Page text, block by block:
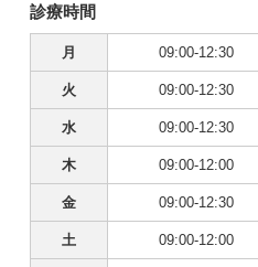
診療時間
月 09:00-12:30
火 09:00-12:30
水 09:00-12:30
木 09:00-12:00
金 09:00-12:30
土 09:00-12:00